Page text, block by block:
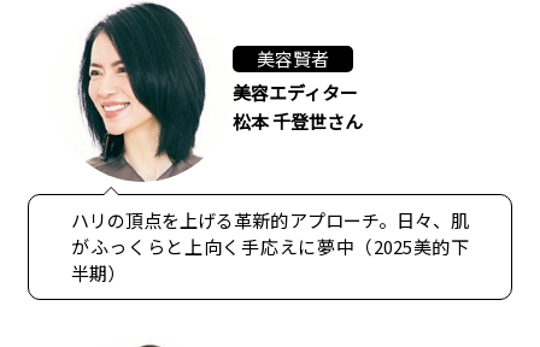
美容賢者
美容エディター
松本 千登世さん
ハリの頂点を上げる革新的アプローチ。日々、肌
がふっくらと上向く手応えに夢中（2025美的下
半期）